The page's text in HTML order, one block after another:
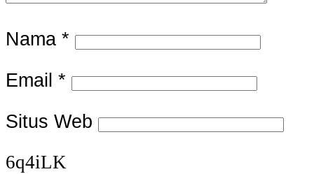
Nama *
Email *
Situs Web
6q4iLK